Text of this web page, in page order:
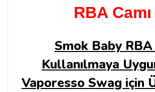
RBA Camı
Smok Baby
Kullanılmaya
Vaporesso Swag için